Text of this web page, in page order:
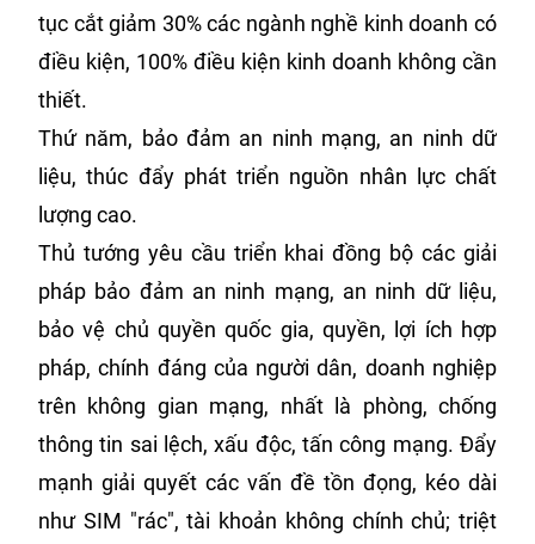
tục cắt giảm 30% các ngành nghề kinh doanh có
điều kiện, 100% điều kiện kinh doanh không cần
thiết.
Thứ năm, bảo đảm an ninh mạng, an ninh dữ
liệu, thúc đẩy phát triển nguồn nhân lực chất
lượng cao.
Thủ tướng yêu cầu triển khai đồng bộ các giải
pháp bảo đảm an ninh mạng, an ninh dữ liệu,
bảo vệ chủ quyền quốc gia, quyền, lợi ích hợp
pháp, chính đáng của người dân, doanh nghiệp
trên không gian mạng, nhất là phòng, chống
thông tin sai lệch, xấu độc, tấn công mạng. Đẩy
mạnh giải quyết các vấn đề tồn đọng, kéo dài
như SIM "rác", tài khoản không chính chủ; triệt